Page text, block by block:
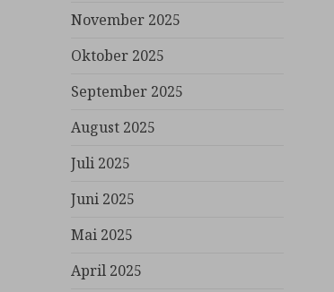
November 2025
Oktober 2025
September 2025
August 2025
Juli 2025
Juni 2025
Mai 2025
April 2025